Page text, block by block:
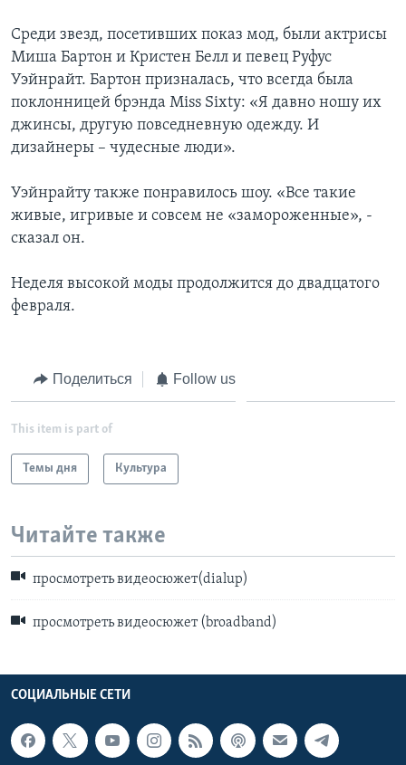
СОЦИАЛЬНЫЕ СЕТИ
Языки
Среди звезд, посетивших показ мод, были актрисы
Миша Бартон и Кристен Белл и певец Руфус
Уэйнрайт. Бартон призналась, что всегда была
поклонницей брэнда Miss Sixty: «Я давно ношу их
джинсы, другую повседневную одежду. И
дизайнеры – чудесные люди».
Уэйнрайту также понравилось шоу. «Все такие
живые, игривые и совсем не «замороженные», -
сказал он.
Неделя высокой моды продолжится до двадцатого
февраля.
Поделиться Follow us
This item is part of
Темы дня Культура
Читайте также
просмотреть видеосюжет(dialup)
просмотреть видеосюжет (broadband)
СОЦИАЛЬНЫЕ СЕТИ